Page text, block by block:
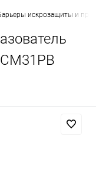
искрозащиты и